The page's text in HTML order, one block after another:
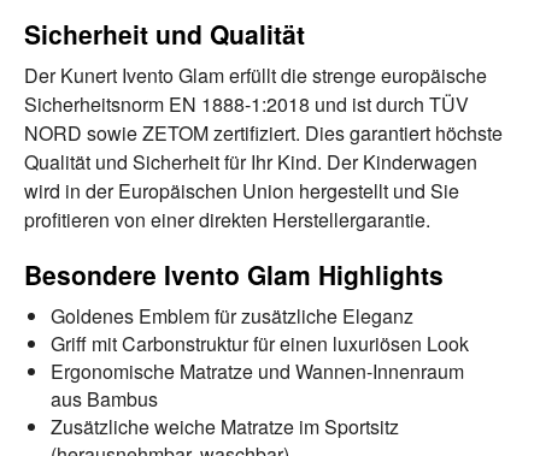
Sicherheit und Qualität
Der Kunert Ivento Glam erfüllt die strenge europäische
Sicherheitsnorm EN 1888-1:2018 und ist durch TÜV
NORD sowie ZETOM zertifiziert. Dies garantiert höchste
Qualität und Sicherheit für Ihr Kind. Der Kinderwagen
wird in der Europäischen Union hergestellt und Sie
profitieren von einer direkten Herstellergarantie.
Besondere Ivento Glam Highlights
Goldenes Emblem für zusätzliche Eleganz
Griff mit Carbonstruktur für einen luxuriösen Look
Ergonomische Matratze und Wannen-Innenraum
aus Bambus
Zusätzliche weiche Matratze im Sportsitz